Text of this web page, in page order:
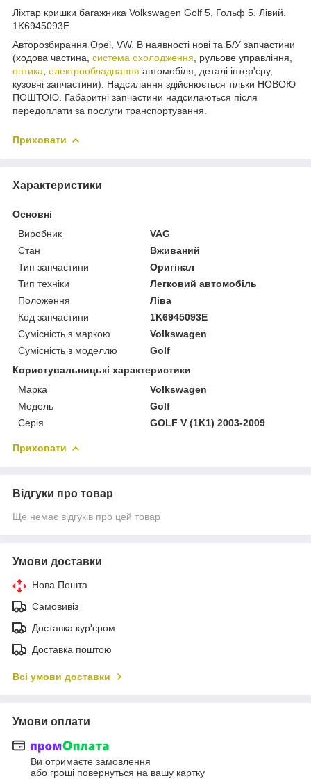
Ліхтар кришки багажника Volkswagen Golf 5, Гольф 5. Лівий.
1K6945093E.
Авторозбирання Opel, VW. В наявності нові та Б/У запчастини
(ходова частина, система охолодження , рульове управління,
оптика електрообладнання автомобіля, деталі інтер'єру,
кузовні запчастини). Надсилання здійснюється тільки НОВОЮ
ПОШТОЮ. Габаритні запчастини надсилаються після
передоплати за послуги транспортування.
Приховати
Характеристики
Основні
Виробник
VAG
Стан
Вживаний
Тип запчастини
Оригінал
Тип техніки
Легковий автомобіль
Положення
Ліва
Код запчастини
1K6945093E
Сумісність з маркою
Volkswagen
Сумісність з моделлю
Golf
Користувальницькі характеристики
Марка
Volkswagen
Модель
Golf
Серія
GOLF V (1K1) 2003-2009
Приховати
Відгуки про товар
Ще немає відгуків про цей товар
Умови доставки
Нова Пошта
Самовивіз
Доставка кур'єром
Доставка поштою
Всі умови доставки
Умови оплати
Ви отримаєте замовлення
або гроші повернуться на вашу картку